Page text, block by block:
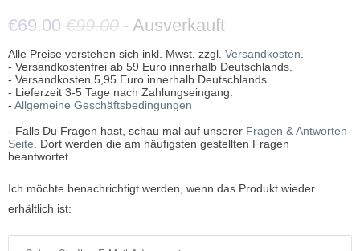
€69.00 €99.00 - Ausverkauft
Alle Preise verstehen sich inkl. Mwst. zzgl. Versandkosten.
- Versandkostenfrei ab 59 Euro innerhalb Deutschlands.
- Versandkosten 5,95 Euro innerhalb Deutschlands.
- Lieferzeit 3-5 Tage nach Zahlungseingang.
- Allgemeine Geschäftsbedingungen
- Falls Du Fragen hast, schau mal auf unserer Fragen & Antworten-
Seite. Dort werden die am häufigsten gestellten Fragen
beantwortet.
B
e
Ich möchte benachrichtigt werden, wenn das Produkt wieder
erhältlich ist: